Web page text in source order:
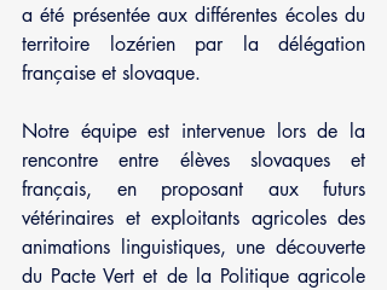
a été présentée aux différentes écoles du
territoire lozérien par la délégation
française et slovaque.
Notre équipe est intervenue lors de la
rencontre entre élèves slovaques et
français, en proposant aux futurs
vétérinaires et exploitants agricoles des
animations linguistiques, une découverte
du Pacte Vert et de la Politique agricole